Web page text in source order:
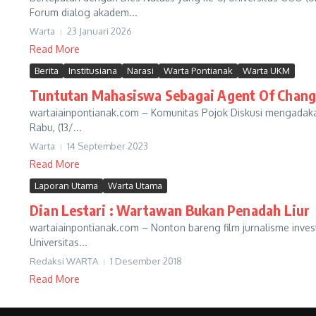
Forum dialog akadem...
Warta 23 Januari 2026
Read More
Berita Institusiana Narasi Warta Pontianak Warta UKM
Tuntutan Mahasiswa Sebagai Agent Of
wartaiainpontianak.com – Komunitas Pojok Diskusi
Rabu, (13/...
Warta 14 September 2023
Read More
Laporan Utama Warta Utama
Dian Lestari : Wartawan Bukan Penadah Liur
wartaiainpontianak.com – Nonton bareng film jurnalisme
Universitas...
Redaksi WARTA 1 Desember 2018
Read More